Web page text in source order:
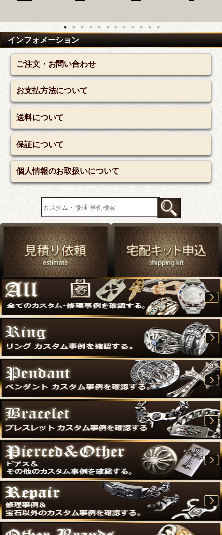
インフォメーション
ご注文・お問い合わせ
お支払方法について
送料について
保証について
個人情報のお取扱いについて